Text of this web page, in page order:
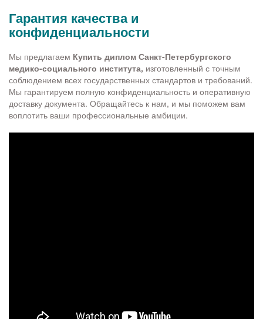
Гарантия качества и
конфиденциальности
Мы предлагаем Купить диплом Санкт-Петербургского
медико-социального института, изготовленный с точным
соблюдением всех государственных стандартов и требований.
Мы гарантируем полную конфиденциальность и оперативную
доставку документа. Обращайтесь к нам, и мы поможем вам
воплотить ваши профессиональные амбиции.